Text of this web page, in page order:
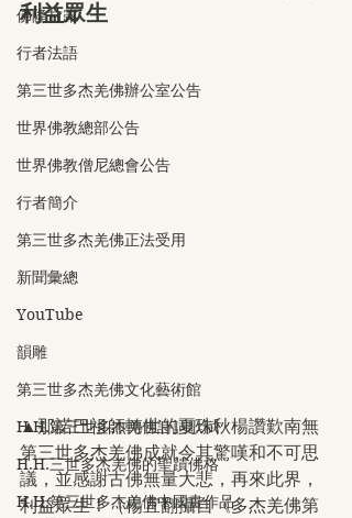
佛降甘露
行者法語
第三世多杰羌佛辦公室公告
世界佛教總部公告
世界佛教僧尼總會公告
行者簡介
第三世多杰羌佛正法受用
新聞彙總
YouTube
韻雕
第三世多杰羌佛文化藝術館
H.H.第三世多杰羌佛詩詞歌賦
H.H.三世多杰羌佛的聖蹟佛格
H.H.第三世多杰羌佛中國畫作品
利益眾生
▲那諾巴祖師轉世的夏珠秋楊讚歎南無
第三世多杰羌佛成就令其驚嘆和不可思
議，並感謝古佛無量大悲，再來此界，
利益眾生！（楊宜翻攝自《多杰羌佛第